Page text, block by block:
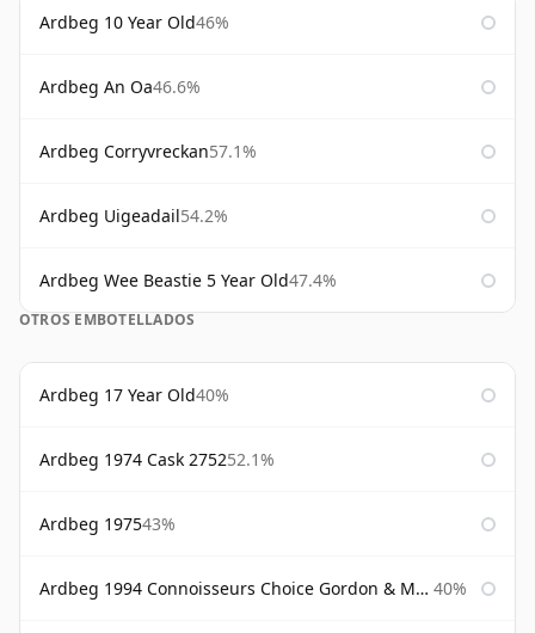
Ardbeg 10 Year Old46%
Ardbeg An Oa46.6%
Ardbeg Corryvreckan57.1%
Ardbeg Uigeadail54.2%
Ardbeg Wee Beastie 5 Year Old47.4%
OTROS EMBOTELLADOS
Ardbeg 17 Year Old40%
Ardbeg 1974 Cask 275252.1%
Ardbeg 197543%
Ardbeg 1994 Connoisseurs Choice Gordon & Macphail 40%